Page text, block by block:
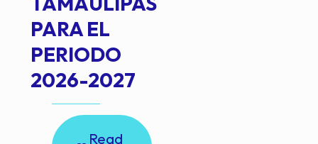
PARA EL
PERIODO
2026-2027
Read